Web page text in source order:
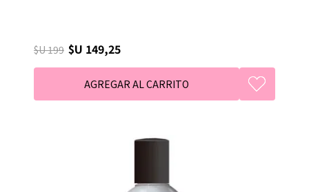
$U 199 $U 149,25